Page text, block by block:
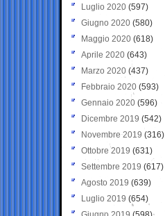
Luglio 2020 (597)
Giugno 2020 (580)
Maggio 2020 (618)
Aprile 2020 (643)
Marzo 2020 (437)
Febbraio 2020 (593)
Gennaio 2020 (596)
Dicembre 2019 (542)
Novembre 2019 (316)
Ottobre 2019 (631)
Settembre 2019 (617)
Agosto 2019 (639)
Luglio 2019 (654)